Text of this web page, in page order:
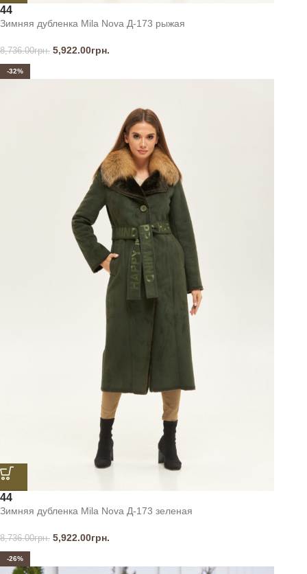
44
Зимняя дубленка Mila Nova Д-173 рыжая
8,736.00грн. 5,922.00грн.
-32%
44
Зимняя дубленка Mila Nova Д-173 зеленая
8,736.00грн. 5,922.00грн.
-26%